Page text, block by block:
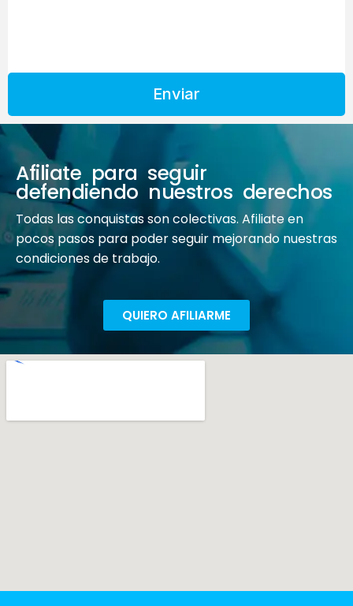
Enviar
Afiliate para seguir
defendiendo nuestros derechos
Todas las conquistas son colectivas. Afiliate en
pocos pasos para poder seguir mejorando nuestras
condiciones de trabajo.
QUIERO AFILIARME